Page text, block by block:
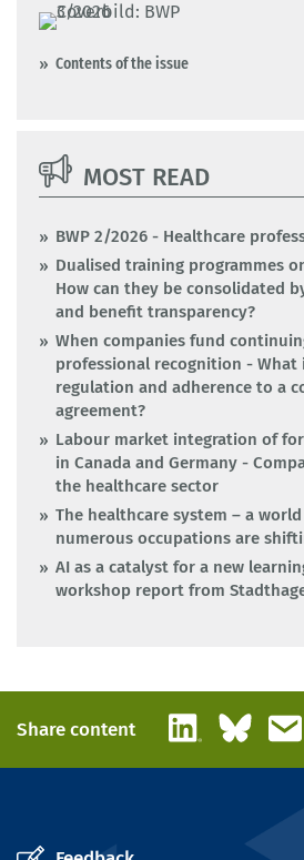
Contents of the issue
MOST READ
BWP 2/2026 - Healthcare
Dualised training programmes
How can they be consolidated
and benefit transparency?
When companies fund
professional recognition - What
regulation and adherence to a
agreement?
Labour market integration of
in Canada and Germany -
the healthcare sector
The healthcare system – a
numerous occupations are
AI as a catalyst for a new
workshop report from
Share content LinkedInBluesky